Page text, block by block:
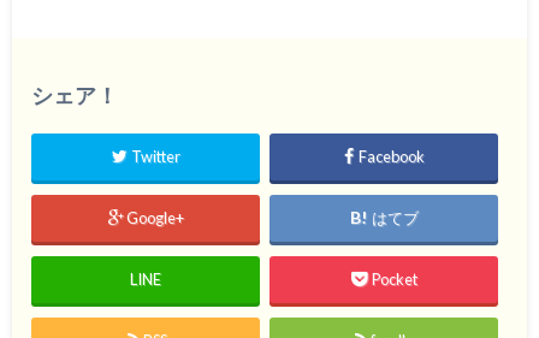
シェア！
Twitter Facebook
Google+ はてブ
LINE Pocket